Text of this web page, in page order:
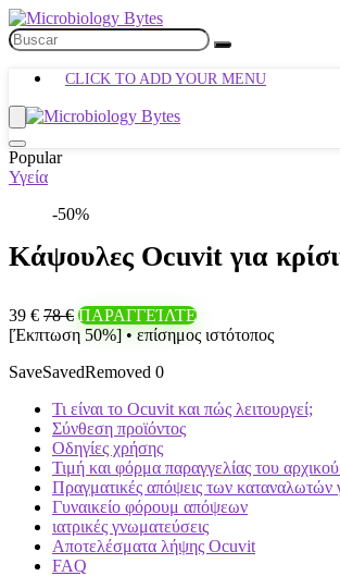
CLICK TO ADD YOUR MENU
Popular
Υγεία
-50%
Κάψουλες Ocuvit για
39 € 78 € ΠΑΡΑΓΓΕΊΛΤΕ
[Έκπτωση 50%] • επίσημος ιστότοπος
SaveSavedRemoved 0
Τι είναι το Ocuvit και πώς λειτουργεί;
Σύνθεση προϊόντος
Οδηγίες χρήσης
Τιμή και φόρμα παραγγελίας του
Πραγματικές απόψεις των καταναλωτών
Γυναικείο φόρουμ απόψεων
ιατρικές γνωματεύσεις
Αποτελέσματα λήψης Ocuvit
FAQ